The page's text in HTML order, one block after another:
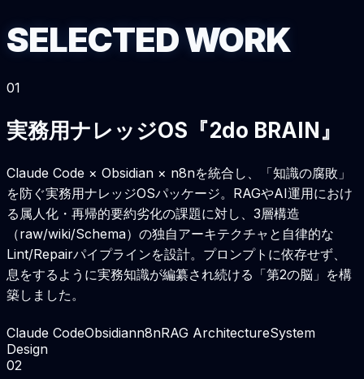
SELECTEDWORK
01
実務用ナレッジOS『2do BRAIN』
Claude Code × Obsidian × n8nを統合し、「知識の腐敗」
を防ぐ実務用ナレッジOSパッケージ。RAGやAI運用におけ
る属人化・再帰的要約劣化の課題に対し、3層構造
（raw/wiki/Schema）の独自アーキテクチャと自律的な
Lint/Repairパイプラインを設計。プロンプトに依存せず、
息をするように実務知識が編纂され続ける「第2の脳」を構
築しました。
Claude CodeObsidiann8nRAG ArchitectureSystem
Design
02